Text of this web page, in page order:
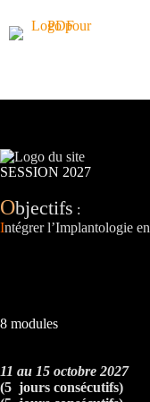
SESSION 2027
Objectifs :
Intégrer l’Implantologie en
8 modules
11 au 15 octobre 2027
(5 jours consécutifs)